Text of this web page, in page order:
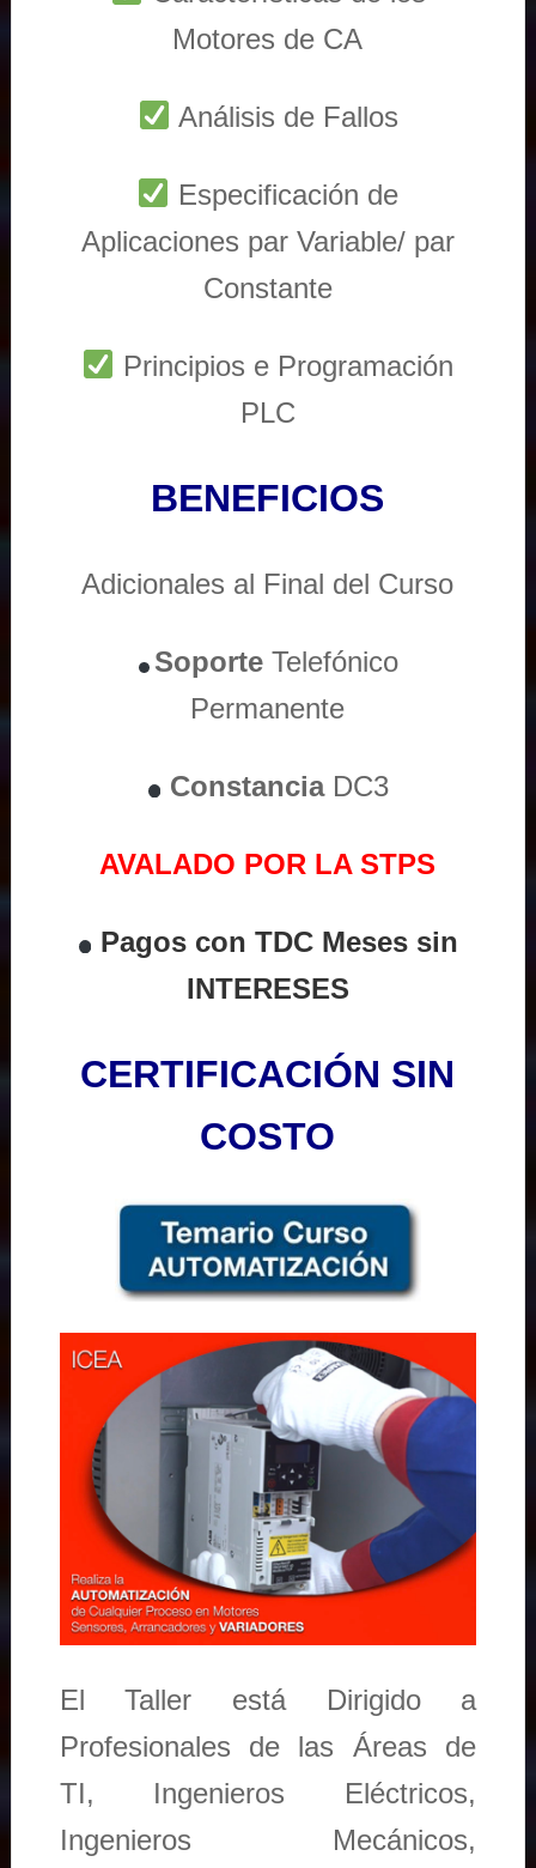
Motores de CA
Análisis de Fallos
Especificación de
Aplicaciones par Variable/ par
Constante
Principios e Programación
PLC
BENEFICIOS
Adicionales al Final del Curso
Soporte Telefónico
Permanente
ConstanciaDC3
AVALADO POR LA STPS
Pagos con TDC Meses sin
INTERESES
CERTIFICACIÓN SIN
COSTO
El Taller está Dirigido a
Profesionales de las Áreas de
TI, Ingenieros Eléctricos,
Ingenieros Mecánicos,